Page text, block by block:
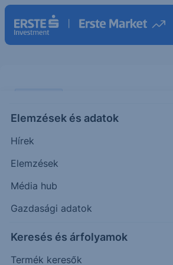
Elemzések és adatok
Hírek
Elemzések
Média hub
Gazdasági adatok
Keresés és árfolyamok
Termék keresők
chipgyártójával társul a
A Sony bejelentette, hogy közös
a TSMC-vel képérzékelő